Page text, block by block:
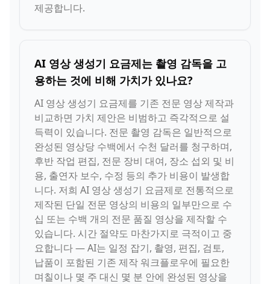
제공합니다.
AI 영상 생성기 요금제는 촬영 감독을 고
용하는 것에 비해 가치가 있나요?
AI 영상 생성기 요금제를 기존 전문 영상 제작과
비교하면 가치 제안은 비범하고 즉각적으로 설
득력이 있습니다. 전문 촬영 감독은 일반적으로
완성된 영상당 수백에서 수천 달러를 청구하며,
후반 작업 편집, 전문 장비 대여, 장소 섭외 및 비
용, 출연자 보수, 수정 등의 추가 비용이 발생합
니다. 저희 AI 영상 생성기 요금제로 전통적으로
제작된 단일 전문 영상의 비용의 일부만으로 수
십 또는 수백 개의 전문 품질 영상을 제작할 수
있습니다. 시간 절약도 마찬가지로 극적이고 중
요합니다 — AI는 일정 잡기, 촬영, 편집, 검토,
납품이 포함된 기존 제작 워크플로우에 필요한
며칠이나 몇 주 대신 몇 분 안에 완성된 영상을